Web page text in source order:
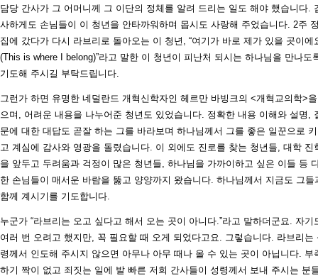
담당 간사가 그 어머니께 그 이단의 정체를 알려 드리는 일도 해야 했습니다.
사하게도 손님들이 이 청년을 안타까워하며 몹시도 사랑해 주었습니다. 2주
집에 갔다가 다시 라브리로 돌아오는 이 청년, “여기가 바로 제가 있을 곳이에
(This is where I belong)”라고 말한 이 청년이 피난처 되시는 하나님을 만나도
기도해 주시길 부탁드립니다.
그런가 하면 유명한 네덜란드 개혁신학자인 헤르만 바빙크의 <개혁교의학>
으며, 어려운 내용을 나누어준 청년도 있었습니다. 정확한 내용 이해와 설명,
문에 대한 대답도 곧잘 하는 그를 바라보며 하나님께서 그를 좋은 일꾼으로
고 계심에 감사와 영광을 돌렸습니다. 이 외에도 진로를 찾는 청년들, 대학 진
을 앞두고 두려움과 걱정이 많은 청년들, 하나님을 가까이하고 싶은 이들 등
한 손님들이 매서운 바람을 뚫고 양양까지 왔습니다. 하나님께서 지금도 그들
함께 계시기를 기도합니다.
누군가 “라브리는 오고 싶다고 해서 오는 곳이 아니다.”라고 말하더군요. 자기
여러 번 오려고 했지만, 꼭 필요할 때 오게 되었다고요. 그렇습니다. 라브리는
령께서 인도해 주시지 않으면 아무나 아무 때나 올 수 있는 곳이 아닙니다. 부
하기 짝이 없고 죄짓는 일에 발 빠른 저희 간사들이 성령께서 보내 주시는 분